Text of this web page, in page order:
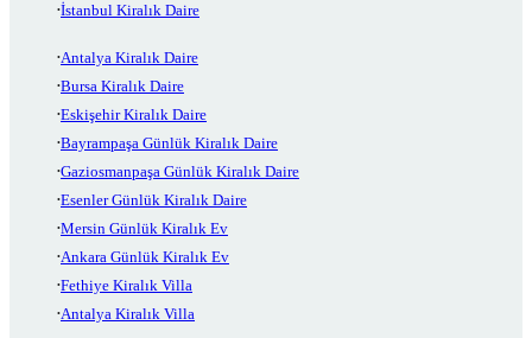
İstanbul Kiralık Daire
Antalya Kiralık Daire
Bursa Kiralık Daire
Eskişehir Kiralık Daire
Bayrampaşa Günlük Kiralık Daire
Gaziosmanpaşa Günlük Kiralık Daire
Esenler Günlük Kiralık Daire
Mersin Günlük Kiralık Ev
Ankara Günlük Kiralık Ev
Fethiye Kiralık Villa
Antalya Kiralık Villa